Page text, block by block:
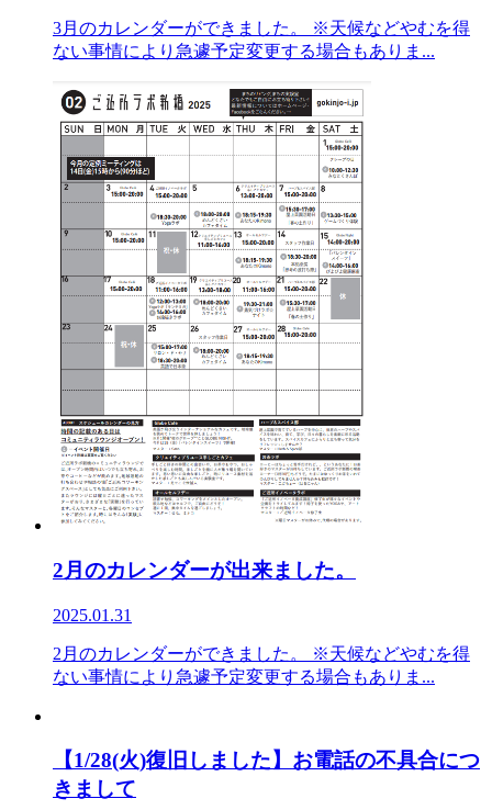
3月のカレンダーができました。 ※天候などやむを得
ない事情により急遽予定変更する場合もありま...
2月のカレンダーが出来ました。
2025.01.31
2月のカレンダーができました。 ※天候などやむを得
ない事情により急遽予定変更する場合もありま...
【1/28(火)復旧しました】お電話の不具合につ
きまして